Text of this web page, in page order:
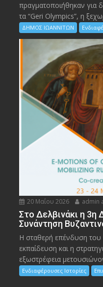
πραγματοποιήθηκαν για
τα “Geri Olympics”, η
ΔΗΜΟΣ ΙΩΑΝΝΙΤΩΝ
20 Μαΐου 2026 admin
Στο Δελβινάκι η 3η
Συνάντηση
Η σταθερή επένδυση
εκπαίδευση και η
εξωστρέφεια
Ενδιαφέρουσες Ιστορίες